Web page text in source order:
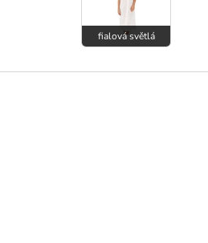
fialová světlá